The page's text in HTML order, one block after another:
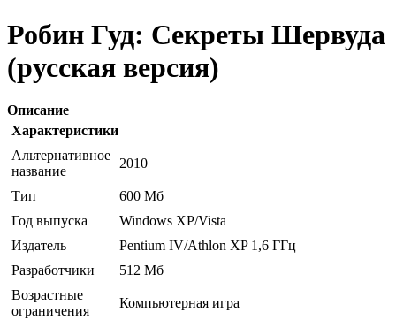
Робин Гуд: Секреты Шервуда
(русская версия)
Описание
Характеристики
Альтернативное
название
2010
Тип
600 Мб
Год выпуска
Windows XP/Vista
Издатель
Pentium IV/Athlon XP 1,6 ГГц
Разработчики
512 Мб
Возрастные
ограничения
Компьютерная игра